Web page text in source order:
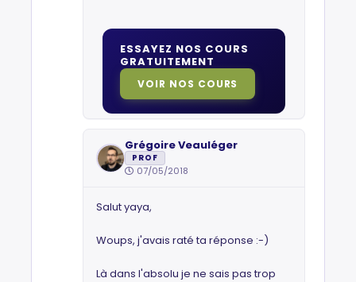
ESSAYEZ NOS COURS
GRATUITEMENT
VOIR NOS COURS
Grégoire Veauléger
PROF
07/05/2018
Salut yaya,
Woups, j'avais raté ta réponse :-)
Là dans l'absolu je ne sais pas trop